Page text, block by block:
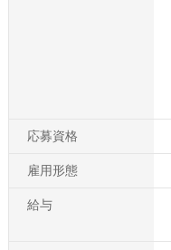
応募資格
雇用形態
給与